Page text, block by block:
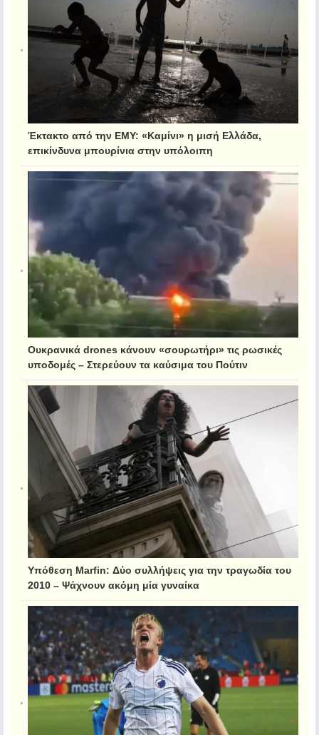
Έκτακτο από την ΕΜΥ: «Καμίνι» η μισή Ελλάδα,
επικίνδυνα μπουρίνια στην υπόλοιπη
Ουκρανικά drones κάνουν «σουρωτήρι» τις ρωσικές
υποδομές – Στερεύουν τα καύσιμα του Πούτιν
Υπόθεση Marfin: Δύο συλλήψεις για την τραγωδία του
2010 – Ψάχνουν ακόμη μία γυναίκα